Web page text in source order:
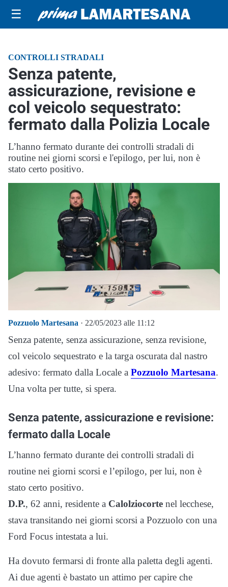
☰
CONTROLLI STRADALI
Senza patente,
assicurazione, revisione e
col veicolo sequestrato:
fermato dalla Polizia Locale
L’hanno fermato durante dei controlli stradali di
routine nei giorni scorsi e l'epilogo, per lui, non è
stato certo positivo.
Pozzuolo Martesana · 22/05/2023 alle 11:12
Senza patente, senza assicurazione, senza revisione,
col veicolo sequestrato e la targa oscurata dal nastro
adesivo: fermato dalla Locale a Pozzuolo Martesana.
Una volta per tutte, si spera.
Senza patente, assicurazione e revisione:
fermato dalla Locale
L’hanno fermato durante dei controlli stradali di
routine nei giorni scorsi e l’epilogo, per lui, non è
stato certo positivo.
D.P., 62 anni, residente a Calolziocorte nel lecchese,
stava transitando nei giorni scorsi a Pozzuolo con una
Ford Focus intestata a lui.
Ha dovuto fermarsi di fronte alla paletta degli agenti.
Ai due agenti è bastato un attimo per capire che